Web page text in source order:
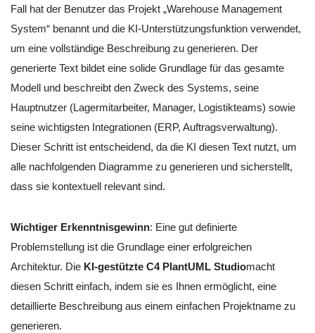
Fall hat der Benutzer das Projekt „Warehouse Management
System“ benannt und die KI-Unterstützungsfunktion verwendet,
um eine vollständige Beschreibung zu generieren. Der
generierte Text bildet eine solide Grundlage für das gesamte
Modell und beschreibt den Zweck des Systems, seine
Hauptnutzer (Lagermitarbeiter, Manager, Logistikteams) sowie
seine wichtigsten Integrationen (ERP, Auftragsverwaltung).
Dieser Schritt ist entscheidend, da die KI diesen Text nutzt, um
alle nachfolgenden Diagramme zu generieren und sicherstellt,
dass sie kontextuell relevant sind.
Wichtiger Erkenntnisgewinn: Eine gut definierte
Problemstellung ist die Grundlage einer erfolgreichen
Architektur. Die KI-gestützte C4 PlantUML Studiomacht
diesen Schritt einfach, indem sie es Ihnen ermöglicht, eine
detaillierte Beschreibung aus einem einfachen Projektname zu
generieren.